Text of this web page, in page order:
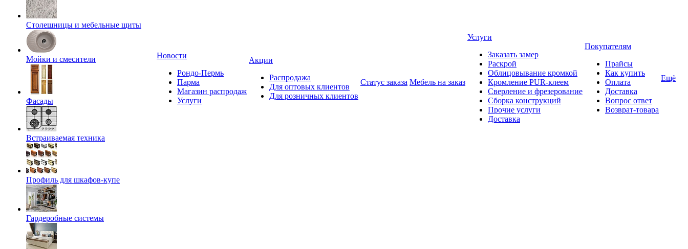
Столешницы и мебельные щиты
Мойки и смесители
Фасады
Встраиваемая техника
Профиль для шкафов-купе
Гардеробные системы
Новости
Рондо-Пермь
Парма
Магазин распродаж
Услуги
Акции
Распродажа
Для оптовых клиентов
Для розничных клиентов
Статус заказа Мебель на заказ
Услуги
Заказать замер
Раскрой
Облицовывание кромкой
Кромление PUR-клеем
Сверление и фрезерование
Сборка конструкций
Прочие услуги
Доставка
Покупателям
Прайсы
Как купить
Оплата
Доставка
Вопрос ответ
Возврат-товара
Ещё